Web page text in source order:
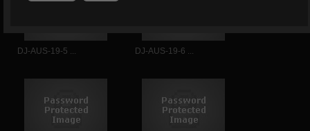
DJ-AUS-19-5 ... DJ-AUS-19-6 ...